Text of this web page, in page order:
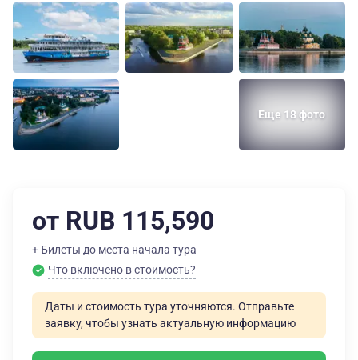
Еще 18 фото
от RUB 115,590
+ Билеты до места начала тура
Что включено в стоимость?
Даты и стоимость тура уточняются. Отправьте
заявку, чтобы узнать актуальную информацию